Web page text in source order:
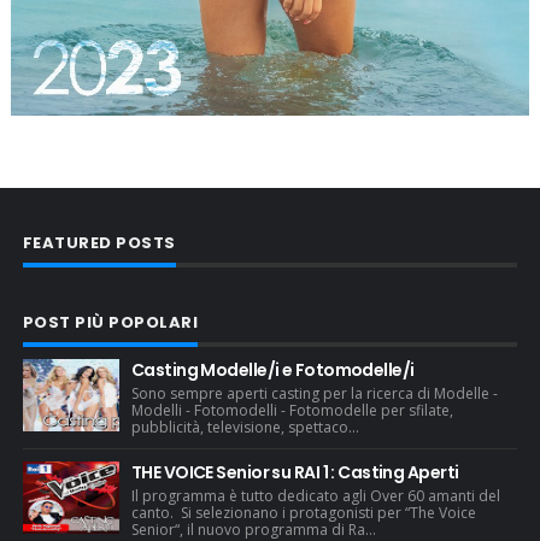
FEATURED POSTS
POST PIÙ POPOLARI
Casting Modelle/i e Fotomodelle/i
Sono sempre aperti casting per la ricerca di Modelle -
Modelli - Fotomodelli - Fotomodelle per sfilate,
pubblicità, televisione, spettaco...
THE VOICE Senior su RAI 1 : Casting Aperti
Il programma è tutto dedicato agli Over 60 amanti del
canto. Si selezionano i protagonisti per “The Voice
Senior“, il nuovo programma di Ra...